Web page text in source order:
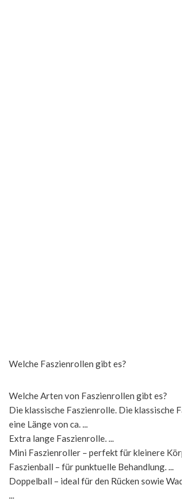
Welche Faszienrollen gibt es?
Welche Arten von Faszienrollen gibt es?
Die klassische Faszienrolle. Die klassische
eine Länge von ca. ...
Extra lange Faszienrolle. ...
Mini Faszienroller – perfekt für kleinere
Faszienball – für punktuelle Behandlung. ...
Doppelball – ideal für den Rücken sowie
...